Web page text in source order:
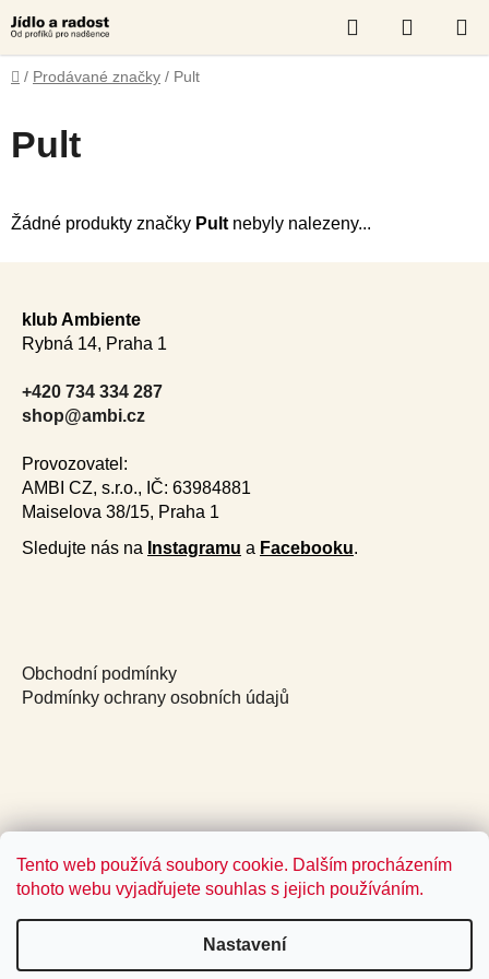
Tento web používá soubory cookie. Dalším procházením
tohoto webu vyjadřujete souhlas s jejich používáním.
Nastavení
na
obsah
Hledat
KOŠÍK
Domů
/ Prodávané značky / Pult
Pult
Žádné produkty značky Pult nebyly nalezeny...
klub Ambiente
Rybná 14, Praha 1
+420 734 334 287
shop@ambi.cz
Provozovatel:
AMBI CZ, s.r.o., IČ: 63984881
Maiselova 38/15, Praha 1
Sledujte nás na Instagramu a Facebooku.
Obchodní podmínky
Podmínky ochrany osobních údajů